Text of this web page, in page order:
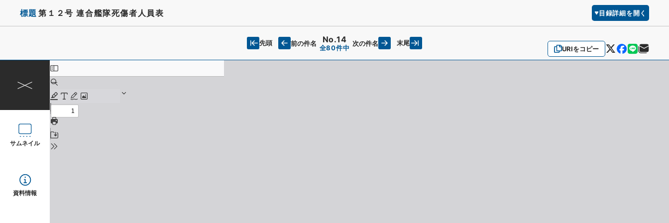
標題 第１２号 連合艦隊死傷者人員表 目録詳細を開く
URIをコピー
先頭 前の件名 No.14
全80件中
次の件名 末尾
サムネイル
資料情報